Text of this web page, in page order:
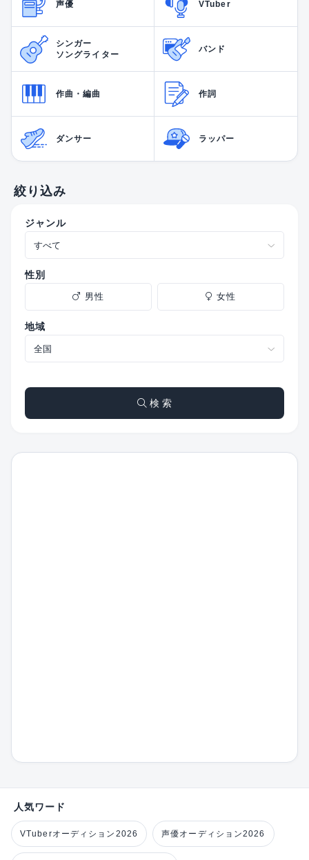
声優 VTuber
シンガー
ソングライター
バンド
作曲・編曲 作詞
ダンサー ラッパー
絞り込み
ジャンル
性別
男性 女性
地域
検 索
人気ワード
VTuberオーディション2026 声優オーディション2026